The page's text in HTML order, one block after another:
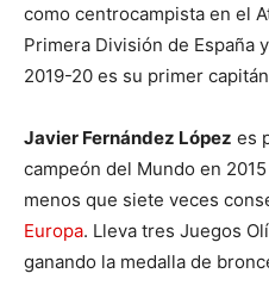
como centrocampista en el
Primera División de España
2019-20 es su primer
Javier Fernández López es
campeón del Mundo en
menos que siete veces
Europa. Lleva tres Juegos
ganando la medalla de